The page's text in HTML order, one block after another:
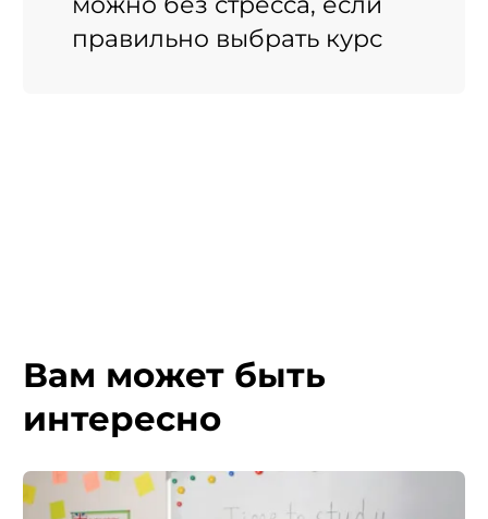
правильно выбрать курс
Вам может быть
интересно